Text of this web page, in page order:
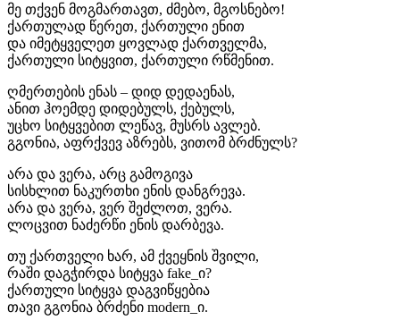
მე თქვენ მოგმართავთ, ძმებო, მგოსნებო!
ქართულად წერეთ, ქართული ენით
და იმეტყველეთ ყოვლად ქართველმა,
ქართული სიტყვით, ქართული რწმენით.
ღმერთების ენას – დიდ დედაენას,
ანით ჰოემდე დიდებულს, ქებულს,
უცხო სიტყვებით ლეწავ, მუსრს ავლებ.
გგონია, აფრქვევ აზრებს, ვითომ ბრძნულს?
არა და ვერა, არც გამოგივა
სისხლით ნაკურთხი ენის დანგრევა.
არა და ვერა, ვერ შეძლოთ, ვერა.
ლოცვით ნაძერწი ენის დარბევა.
თუ ქართველი ხარ, ამ ქვეყნის შვილი,
რაში დაგჭირდა სიტყვა fake_ი?
ქართული სიტყვა დაგვიწყებია
თავი გგონია ბრძენი modern_ი.